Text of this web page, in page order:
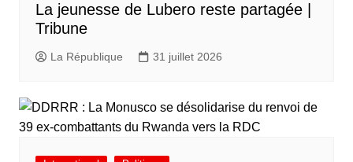
La jeunesse de Lubero reste partagée |
Tribune
La République 31 juillet 2026